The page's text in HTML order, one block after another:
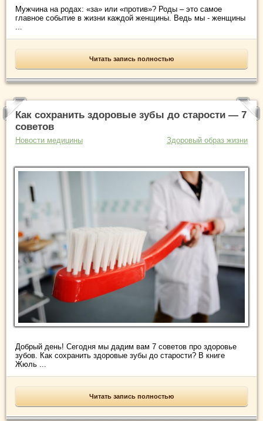
Мужчина на родах: «за» или «против»? Роды – это самое
главное событие в жизни каждой женщины. Ведь мы - женщины
...
Читать запись полностью
Как сохранить здоровые зубы до старости — 7
советов
Новости медицины Здоровый образ жизни
Добрый день! Сегодня мы дадим вам 7 советов про здоровье
зубов. Как сохранить здоровые зубы до старости? В книге
Жюль ...
Читать запись полностью